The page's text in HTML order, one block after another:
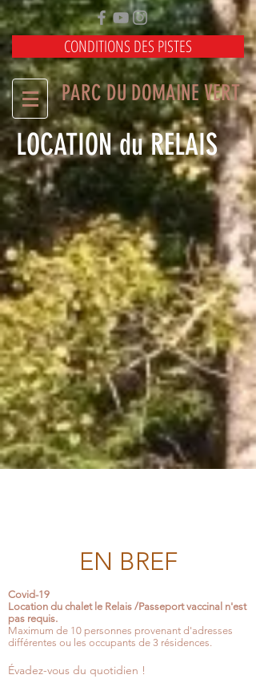
CONDITIONS DES PISTES
PARC DU DOMAINE VERT
LOCATION du RELAIS
EN BREF
Covid-19
Location du chalet le Relais /Passeport vaccinal n'est
pas requis.
Maximum de 10 personnes provenant d'adresses
différentes ou les occupants de 3 résidences.
Évadez-vous du quotidien !